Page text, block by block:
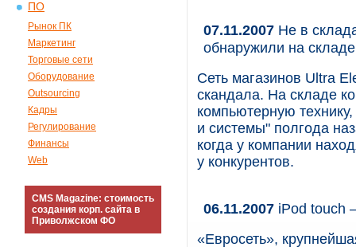
ПО
Рынок ПК
Маркетинг
Торговые сети
Оборудование
Outsourcing
Кадры
Регулирование
Финансы
Web
CMS Magazine: стоимость
создания корп. сайта в
Приволжском ФО
07.11.2007 Не в
обнаружили на
Сеть магазинов Ultra
скандала. На складе
компьютерную
и системы" полгода
когда у компании
у конкурентов.
06.11.2007 iPod touch
«Евросеть»,